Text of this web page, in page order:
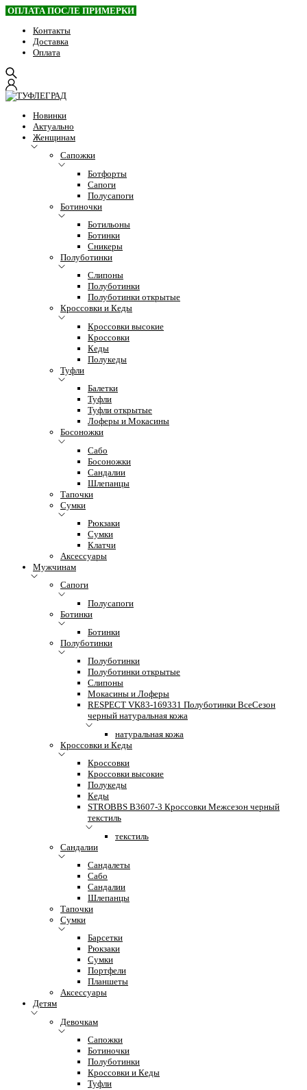
ОПЛАТА ПОСЛЕ ПРИМЕРКИ
Контакты
Доставка
Оплата
Новинки
Актуально
Женщинам
Сапожки
Ботфорты
Сапоги
Полусапоги
Ботиночки
Ботильоны
Ботинки
Сникеры
Полуботинки
Слипоны
Полуботинки
Полуботинки открытые
Кроссовки и Кеды
Кроссовки высокие
Кроссовки
Кеды
Полукеды
Туфли
Балетки
Туфли
Туфли открытые
Лоферы и Мокасины
Босоножки
Сабо
Босоножки
Сандалии
Шлепанцы
Тапочки
Сумки
Рюкзаки
Сумки
Клатчи
Аксессуары
Мужчинам
Сапоги
Полусапоги
Ботинки
Ботинки
Полуботинки
Полуботинки
Полуботинки открытые
Слипоны
Мокасины и Лоферы
RESPECT VK83-169331 Полуботинки ВсеСезон
черный натуральная кожа
натуральная кожа
Кроссовки и Кеды
Кроссовки
Кроссовки высокие
Полукеды
Кеды
STROBBS B3607-3 Кроссовки Межсезон черный
текстиль
текстиль
Сандалии
Сандалеты
Сабо
Сандалии
Шлепанцы
Тапочки
Сумки
Барсетки
Рюкзаки
Сумки
Портфели
Планшеты
Аксессуары
Детям
Девочкам
Сапожки
Ботиночки
Полуботинки
Кроссовки и Кеды
Туфли